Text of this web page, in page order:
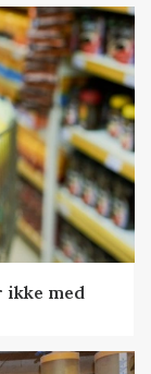
ikke med